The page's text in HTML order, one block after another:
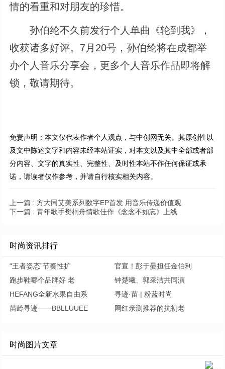
情的看重和对朋友的珍惜。
孙伯纶不久前发行个人单曲《轮到我》，
收获诸多好评。7月20号，孙伯纶将在成都举
办个人音乐分享会，更多个人音乐作品即将解
锁，敬请期待。
免责声明：本文仅代表作者个人观点，与中创网无关。其原创性以
及文中陈述文字和内容未经本站证实，对本文以及其中全部或者部
分内容、文字的真实性、完整性、及时性本站不作任何保证或承
诺，请读者仅作参考，并请自行核实相关内容。
上一篇 : 方大同艾美系列数字EP首发 用音乐传递价值观
下一篇 : 青年歌手樊桐舟情歌佳作《念念不如忘》上线
时尚资讯排行
“王者姿态”节奏性扩
官宣！彭于晏担任金伯利
跑步鞋哪个品牌好 老
钟楚曦、郭采洁共同演
HEFANG全新水果自由系
寻迹·苗 | 粉蓝时尚
苗岭寻迹——BBLLUUEE
网红亲测推荐的抗初老
时尚图片文章